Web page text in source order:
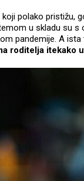
koji polako pristižu,
u skladu su s
pandemije. A
roditelja itekako